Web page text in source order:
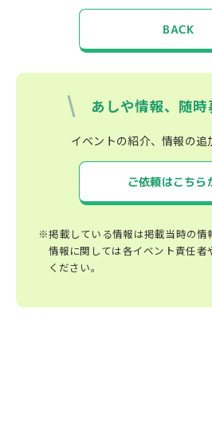
BACK
あしや情報、随時
イベントの紹介、情報の追
ご依頼はこちら
※掲載している情報は掲載当時の情
情報に関しては各イベント責任者
ください。